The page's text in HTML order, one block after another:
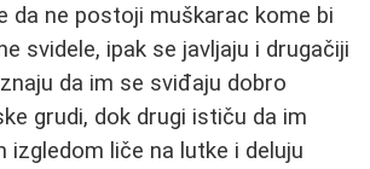
da ne postoji muškarac kome bi
svidele, ipak se javljaju i drugačiji
da im se sviđaju dobro
grudi, dok drugi ističu da im
izgledom liče na lutke i deluju